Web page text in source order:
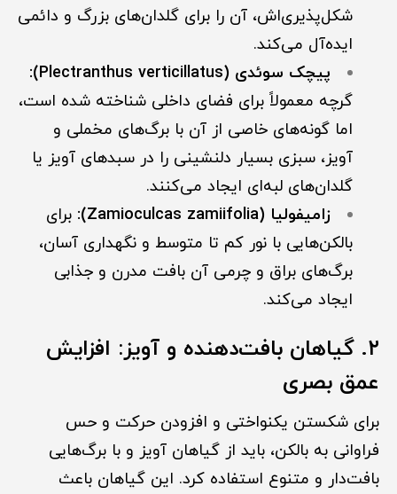
شکل‌پذیری‌اش، آن را برای گلدان‌های بزرگ و دائمی
ایده‌آل می‌کند.
پیچک سوئدی (Plectranthus verticillatus):
گرچه معمولاً برای فضای داخلی شناخته شده است،
اما گونه‌های خاصی از آن با برگ‌های مخملی و
آویز، سبزی بسیار دلنشینی را در سبدهای آویز یا
گلدان‌های لبه‌ای ایجاد می‌کنند.
زامیفولیا (Zamioculcas zamiifolia):
برای
بالکن‌هایی با نور کم تا متوسط و نگهداری آسان،
برگ‌های براق و چرمی آن بافت مدرن و جذابی
ایجاد می‌کند.
۲. گیاهان بافت‌دهنده و آویز: افزایش
عمق بصری
برای شکستن یکنواختی و افزودن حرکت و حس
فراوانی به بالکن، باید از گیاهان آویز و با برگ‌هایی
بافت‌دار و متنوع استفاده کرد. این گیاهان باعث